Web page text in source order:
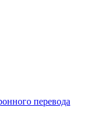
перевода